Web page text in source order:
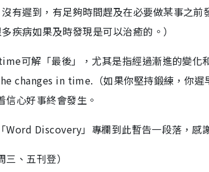
有遲到，有足夠時間趕及在必要做某事之
疾病如果及時發現是可以治癒的。）
可解「最後」，尤其是指經過漸進的變
changes in time.（如果你堅持鍛練，你遲
信心好事終會發生。
Word Discovery」專欄到此暫告一段落，
三、五刊登）